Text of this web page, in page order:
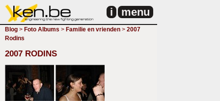
i menu
Blog > Foto Albums > Familie en vrienden > 2007
Rodins
2007 RODINS